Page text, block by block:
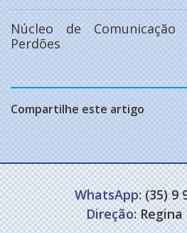
Núcleo de Comunicação
Perdões
Compartilhe este artigo
WhatsApp:(35) 9
Direção:Regina